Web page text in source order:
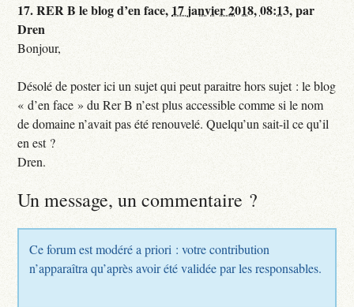
17.RER B le blog d’en face, 17 janvier 2018, 08:13,par
Dren
Bonjour,
Désolé de poster ici un sujet qui peut paraitre hors sujet : le blog
« d’en face » du Rer B n’est plus accessible comme si le nom
de domaine n’avait pas été renouvelé. Quelqu’un sait-il ce qu’il
en est ?
Dren.
Un message, un commentaire ?
Ce forum est modéré a priori : votre contribution
n’apparaîtra qu’après avoir été validée par les responsables.